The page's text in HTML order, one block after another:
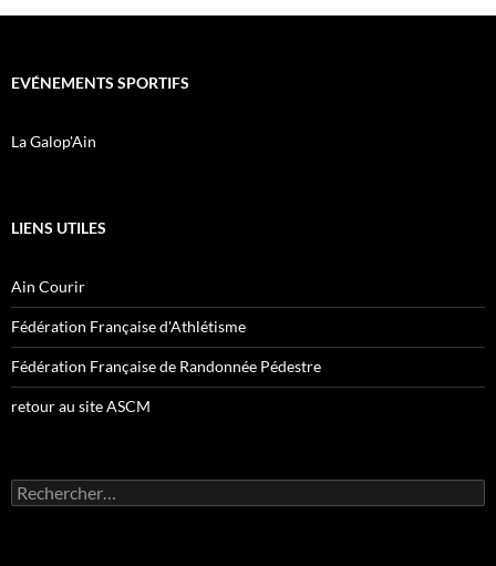
EVÉNEMENTS SPORTIFS
La Galop'Ain
LIENS UTILES
Ain Courir
Fédération Française d'Athlétisme
Fédération Française de Randonnée Pédestre
retour au site ASCM
Rechercher :